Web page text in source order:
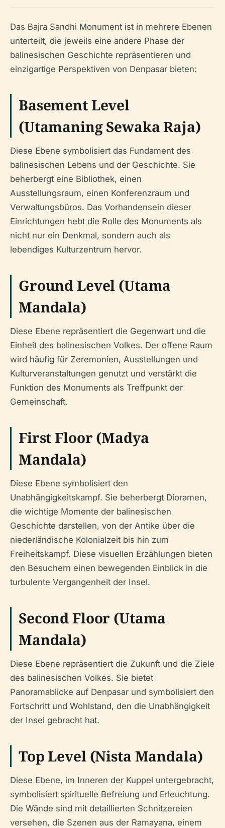
Das Bajra Sandhi Monument ist in mehrere Ebenen
unterteilt, die jeweils eine andere Phase der
balinesischen Geschichte repräsentieren und
einzigartige Perspektiven von Denpasar bieten:
Basement Level
(Utamaning Sewaka Raja)
Diese Ebene symbolisiert das Fundament des
balinesischen Lebens und der Geschichte. Sie
beherbergt eine Bibliothek, einen
Ausstellungsraum, einen Konferenzraum und
Verwaltungsbüros. Das Vorhandensein dieser
Einrichtungen hebt die Rolle des Monuments als
nicht nur ein Denkmal, sondern auch als
lebendiges Kulturzentrum hervor.
Ground Level (Utama
Mandala)
Diese Ebene repräsentiert die Gegenwart und die
Einheit des balinesischen Volkes. Der offene Raum
wird häufig für Zeremonien, Ausstellungen und
Kulturveranstaltungen genutzt und verstärkt die
Funktion des Monuments als Treffpunkt der
Gemeinschaft.
First Floor (Madya
Mandala)
Diese Ebene symbolisiert den
Unabhängigkeitskampf. Sie beherbergt Dioramen,
die wichtige Momente der balinesischen
Geschichte darstellen, von der Antike über die
niederländische Kolonialzeit bis hin zum
Freiheitskampf. Diese visuellen Erzählungen bieten
den Besuchern einen bewegenden Einblick in die
turbulente Vergangenheit der Insel.
Second Floor (Utama
Mandala)
Diese Ebene repräsentiert die Zukunft und die Ziele
des balinesischen Volkes. Sie bietet
Panoramablicke auf Denpasar und symbolisiert den
Fortschritt und Wohlstand, den die Unabhängigkeit
der Insel gebracht hat.
Top Level (Nista Mandala)
Diese Ebene, im Inneren der Kuppel untergebracht,
symbolisiert spirituelle Befreiung und Erleuchtung.
Die Wände sind mit detaillierten Schnitzereien
versehen, die Szenen aus der Ramayana, einem